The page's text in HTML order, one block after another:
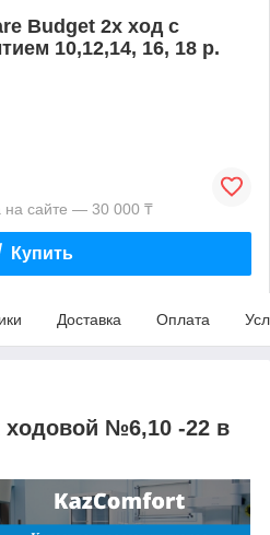
Budget 2х ход с
10,12,14, 16, 18 р.
на сайте — 30 000 ₸
Купить
Доставка Оплата
ходовой №6,10 -22 в